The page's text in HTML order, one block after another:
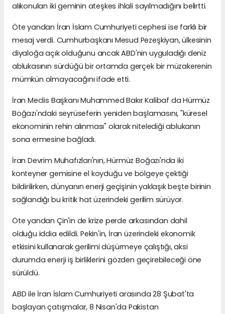
alıkonulan iki geminin ateşkes ihlali sayılmadığını belirtti.
Öte yandan İran İslam Cumhuriyeti cephesi ise farklı bir
mesaj verdi. Cumhurbaşkanı Mesud Pezeşkiyan, ülkesinin
diyaloğa açık olduğunu ancak ABD'nin uyguladığı deniz
ablukasının sürdüğü bir ortamda gerçek bir müzakerenin
mümkün olmayacağını ifade etti.
İran Meclis Başkanı Muhammed Bakır Kalibaf da Hürmüz
Boğazı'ndaki seyrüseferin yeniden başlamasını, "küresel
ekonominin rehin alınması" olarak nitelediği ablukanın
sona ermesine bağladı.
İran Devrim Muhafızları'nın, Hürmüz Boğazı'nda iki
konteyner gemisine el koyduğu ve bölgeye çektiği
bildirilirken, dünyanın enerji geçişinin yaklaşık beşte birinin
sağlandığı bu kritik hat üzerindeki gerilim sürüyor.
Öte yandan Çin'in de krize perde arkasından dahil
olduğu iddia edildi. Pekin'in, İran üzerindeki ekonomik
etkisini kullanarak gerilimi düşürmeye çalıştığı, aksi
durumda enerji iş birliklerini gözden geçirebileceği öne
sürüldü.
ABD ile İran İslam Cumhuriyeti arasında 28 Şubat'ta
başlayan çatışmalar, 8 Nisan'da Pakistan